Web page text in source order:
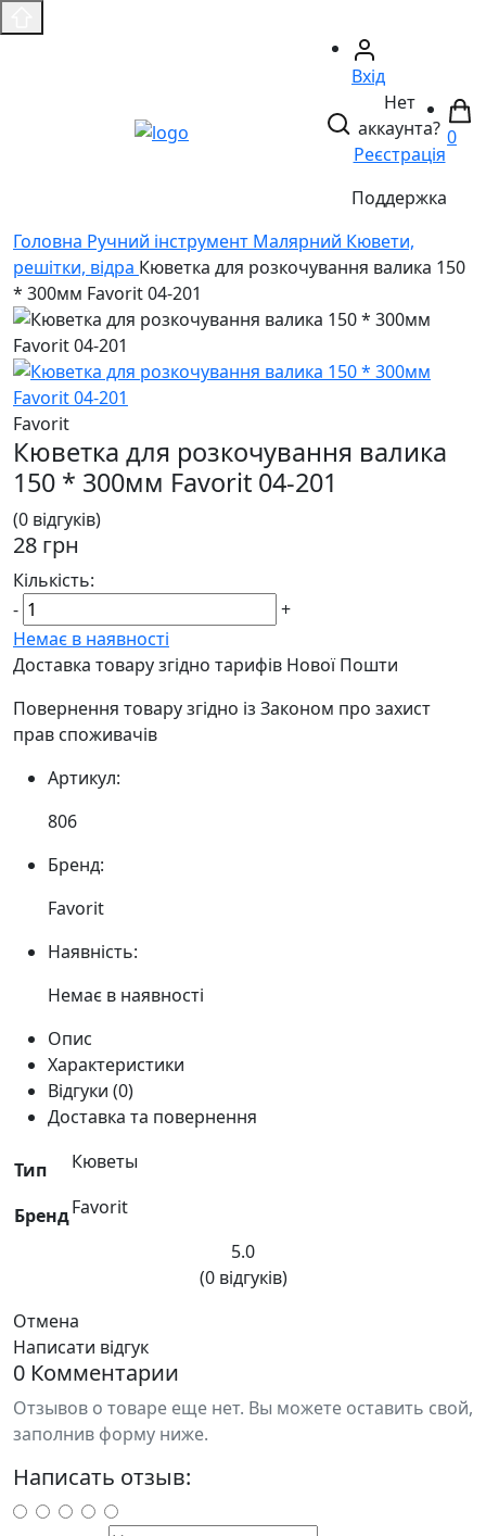
Вхід
Нет
аккаунта?
Реєстрація
Поддержка
0
Головнa Ручний інструмент Малярний Кювети,
решітки, відра Кюветка для розкочування валика 150
* 300мм Favorit 04-201
Favorit
Кюветка для розкочування валика
150 * 300мм Favorit 04-201
(0 відгуків)
28 грн
Кількість:
-
+
Немає в наявності
Доставка товару згідно тарифів Нової Пошти
Повернення товару згідно із Законом про захист
прав споживачів
Артикул:
806
Бренд:
Favorit
Наявність:
Немає в наявності
Опис
Характеристики
Відгуки (0)
Доставка та повернення
Тип Кюветы
БрендFavorit
5.0
(0 відгуків)
Отмена
Написати відгук
0 Комментарии
Отзывов о товаре еще нет. Вы можете оставить свой,
заполнив форму ниже.
Написать отзыв: